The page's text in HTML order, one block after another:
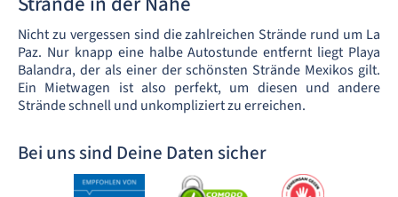
Nicht zu vergessen sind die zahlreichen Strände rund um La
Paz. Nur knapp eine halbe Autostunde entfernt liegt Playa
Balandra, der als einer der schönsten Strände Mexikos gilt.
Ein Mietwagen ist also perfekt, um diesen und andere
Strände schnell und unkompliziert zu erreichen.
Bei uns sind Deine Daten sicher